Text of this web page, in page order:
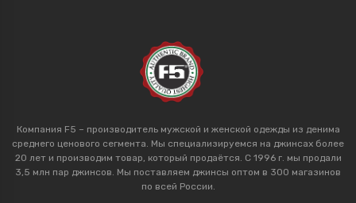
Компания F5 – производитель мужской и женской одежды из денима
среднего ценового сегмента. Мы специализируемся на джинсах более
20 лет и производим товар, который продаётся. С 1996 г. мы продали
3,5 млн пар джинсов. Мы поставляем джинсы оптом в 300 магазинов
по всей России.